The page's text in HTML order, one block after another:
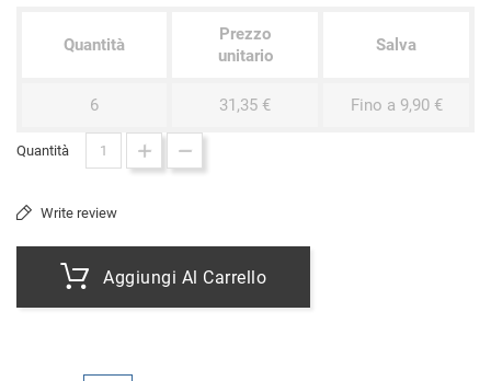
Quantità
Prezzo
unitario
Salva
6 31,35 € Fino a 9,90 €
Quantità
Write review
Aggiungi Al Carrello